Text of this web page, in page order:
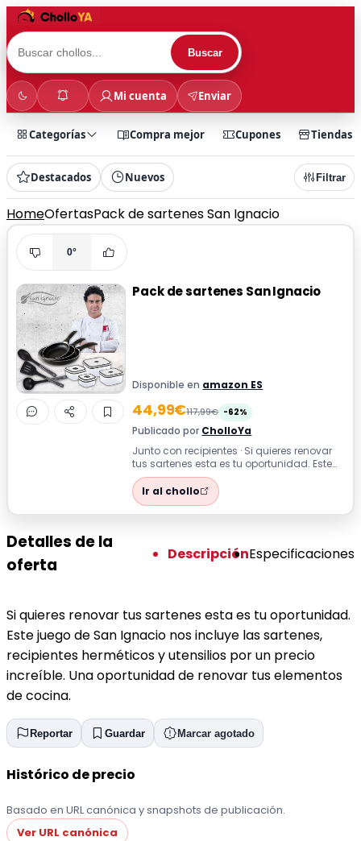
Buscar
Mi cuenta Enviar
Categorías Compra mejor Cupones Tiendas
Destacados Nuevos Filtrar
HomeOfertasPack de sartenes San Ignacio
0°
Pack de sartenes San Ignacio
Disponible en amazon ES
44,99€117,99€ -62%
Publicado por CholloYa
Junto con recipientes · Si quieres renovar
tus sartenes esta es tu oportunidad. Este
juego de San Ignacio nos incluye...
Ir al chollo
Detalles de la
oferta
DescripciónEspecificaciones
Si quieres renovar tus sartenes esta es tu oportunidad.
Este juego de San Ignacio nos incluye las sartenes,
recipientes herméticos y utensilios por un precio
increíble. Una oportunidad de renovar tus elementos
de cocina.
Reportar Guardar Marcar agotado
Histórico de precio
Basado en URL canónica y snapshots de publicación.
Ver URL canónica